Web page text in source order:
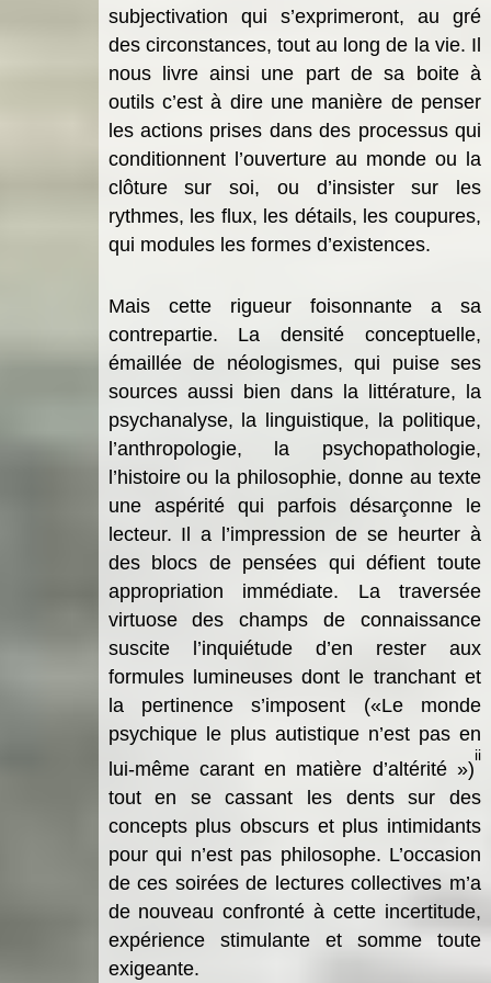
subjectivation qui s’exprimeront, au gré
des circonstances, tout au long de la vie. Il
nous livre ainsi une part de sa boite à
outils c’est à dire une manière de penser
les actions prises dans des processus qui
conditionnent l’ouverture au monde ou la
clôture sur soi, ou d’insister sur les
rythmes, les flux, les détails, les coupures,
qui modules les formes d’existences.
Mais cette rigueur foisonnante a sa
contrepartie. La densité conceptuelle,
émaillée de néologismes, qui puise ses
sources aussi bien dans la littérature, la
psychanalyse, la linguistique, la politique,
l’anthropologie, la psychopathologie,
l’histoire ou la philosophie, donne au texte
une aspérité qui parfois désarçonne le
lecteur. Il a l’impression de se heurter à
des blocs de pensées qui défient toute
appropriation immédiate. La traversée
virtuose des champs de connaissance
suscite l’inquiétude d’en rester aux
formules lumineuses dont le tranchant et
la pertinence s’imposent («Le monde
psychique le plus autistique n’est pas en
lui-même carant en matière d’altérité »)
ii
tout en se cassant les dents sur des
concepts plus obscurs et plus intimidants
pour qui n’est pas philosophe. L’occasion
de ces soirées de lectures collectives m’a
de nouveau confronté à cette incertitude,
expérience stimulante et somme toute
exigeante.